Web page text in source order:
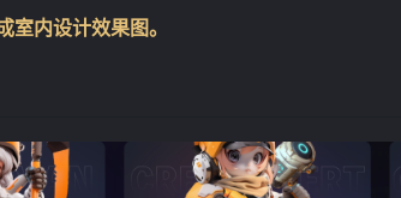
室内设计效果图。